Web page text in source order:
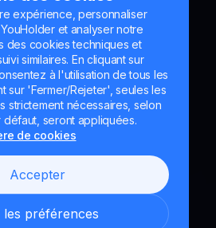
expérience, personnaliser
et analyser notre
des cookies techniques et
similaires. En cliquant sur
à l'utilisation de tous les
sur 'Fermer/Rejeter', seules les
strictement nécessaires, selon
défaut, seront appliquées.
de cookies
Accepter
les préférences
à des fins de développement
de marketing